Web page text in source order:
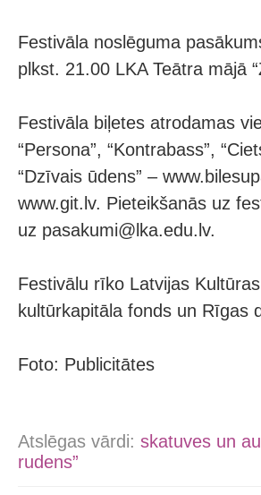
Festivāla noslēguma
plkst. 21.00 LKA Teātra mājā
Festivāla biļetes atrodamas
“Persona”, “Kontrabass”,
“Dzīvais ūdens” –
www.git.lv. Pieteikšanās uz
uz pasakumi@lka.edu.lv.
Festivālu rīko Latvijas
kultūrkapitāla fonds un Rīgas
Foto: Publicitātes
Atslēgas vārdi: skatuves un
rudens”